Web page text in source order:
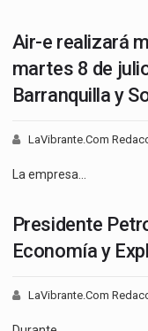
Air-e realizará
martes 8 de
Barranquilla y
LaVibrante.Com
La empresa…
Presidente
Economía y
LaVibrante.Com